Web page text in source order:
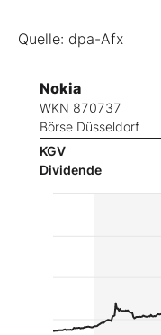
Quelle: dpa-Afx
Nokia
WKN 870737
Börse Düsseldorf
KGV
Dividende